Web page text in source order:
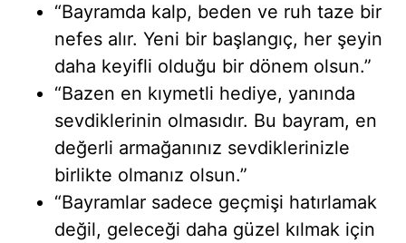
“Bayramda kalp, beden ve ruh taze bir
nefes alır. Yeni bir başlangıç, her şeyin
daha keyifli olduğu bir dönem olsun.”
“Bazen en kıymetli hediye, yanında
sevdiklerinin olmasıdır. Bu bayram, en
değerli armağanınız sevdiklerinizle
birlikte olmanız olsun.”
“Bayramlar sadece geçmişi hatırlamak
değil, geleceği daha güzel kılmak için